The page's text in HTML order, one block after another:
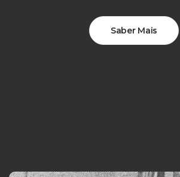
Saber Mais